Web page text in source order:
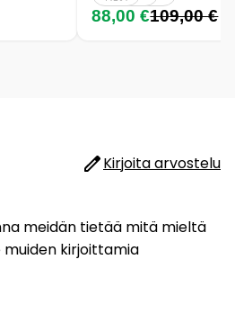
88,00 €109,00 €
Kirjoita arvostelu
meidän tietää mitä mieltä
kirjoittamia